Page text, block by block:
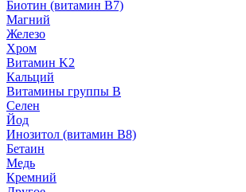
Биотин (витамин B7)
Магний
Железо
Хром
Витамин K2
Кальций
Витамины группы B
Селен
Йод
Инозитол (витамин B8)
Бетаин
Медь
Кремний